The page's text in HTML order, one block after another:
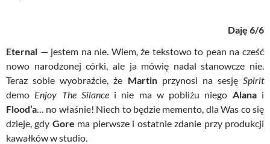
Daję 6/6
Eternal — jestem na nie. Wiem, że tekstowo to pean na cześć
nowo narodzonej córki, ale ja mówię nadal stanowcze nie.
Teraz sobie wyobraźcie, że Martinprzynosi na sesję Spirit
demo Enjoy The Silancei nie ma w pobliżu niego Alanai
Flood’a … no właśnie! Niech to będzie memento, dla Was co się
dzieje, gdy Gore ma pierwsze i ostatnie zdanie przy produkcji
kawałków w studio.